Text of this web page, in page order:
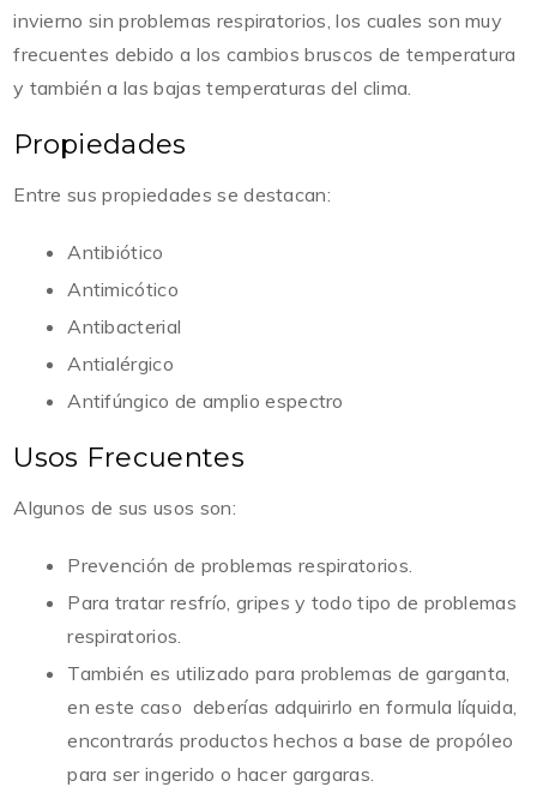
invierno sin problemas respiratorios, los cuales son muy
frecuentes debido a los cambios bruscos de temperatura
y también a las bajas temperaturas del clima.
Propiedades
Entre sus propiedades se destacan:
Antibiótico
Antimicótico
Antibacterial
Antialérgico
Antifúngico de amplio espectro
Usos Frecuentes
Algunos de sus usos son:
Prevención de problemas respiratorios.
Para tratar resfrío, gripes y todo tipo de problemas
respiratorios.
También es utilizado para problemas de garganta,
en este caso deberías adquirirlo en formula líquida,
encontrarás productos hechos a base de propóleo
para ser ingerido o hacer gargaras.